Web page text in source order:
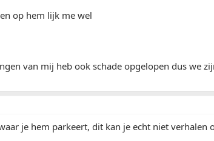
op hem lijk me wel
van mij heb ook schade opgelopen dus we
je hem parkeert, dit kan je echt niet verhalen